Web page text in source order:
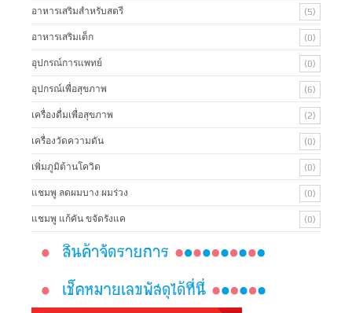
อาหารเสริมสำหรับสตรี (5)
อาหารเสริมเด็ก (0)
อุปกรณ์การแพทย์ (0)
อุปกรณ์เพื่อสุขภาพ (6)
เครื่องดื่มเพื่อสุขภาพ (2)
เครื่องวัดความดัน (0)
เพิ่มภูมิต้านโควิด (0)
แชมพู ลดผมบาง ผมร่วง (0)
แชมพู แก้คัน ขจัดรังแค (0)